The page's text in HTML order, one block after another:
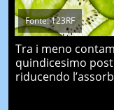
Fonte: 123RF
Tra i meno
quindicesimo
riducendo